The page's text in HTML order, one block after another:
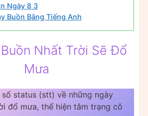
Ngày 8 3
Buồn Bằng Tiếng Anh
Nhất Trời Sẽ Đổ
Mưa
status (stt) về những ngày
đổ mưa, thể hiện tâm trạng cô